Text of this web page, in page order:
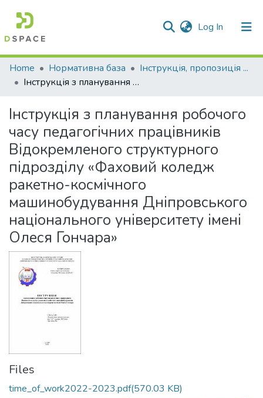
Log In (current)
Communities & Collections
All of DSpace
Statistics
Home Нормативна база
Інструкція, пропозиція ...
Інструкція з планування робочого часу педагогічних працівників Відокремленого структурного підрозділу «Фаховий коледж ракетно-космічного машинобудування Дніпровського національного університету імені Олеся Гончара»
Інструкція з планування робочого
часу педагогічних працівників
Відокремленого структурного
підрозділу «Фаховий коледж
ракетно-космічного
машинобудування Дніпровського
національного університету імені
Олеся Гончара»
Files
time_of_work2022-2023.pdf(570.03 KB)